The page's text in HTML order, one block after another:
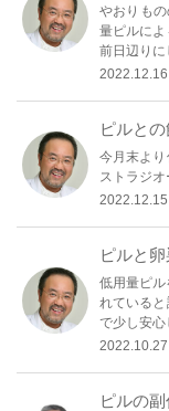
やおりも
量ピルに
前日辺りに
2022.12.16
ピルと
今月末よ
ストラジ
2022.12.15
ピルと
低用量ピ
れている
で少し安心
2022.10.27
ピルの副